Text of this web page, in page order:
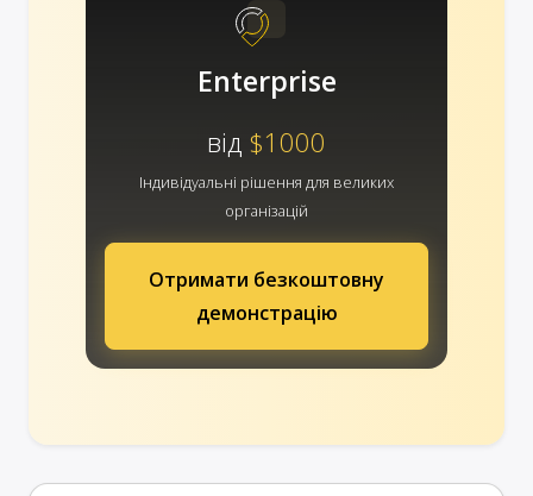
Enterprise
від $1000
Індивідуальні рішення для великих
організацій
Отримати безкоштовну
демонстрацію